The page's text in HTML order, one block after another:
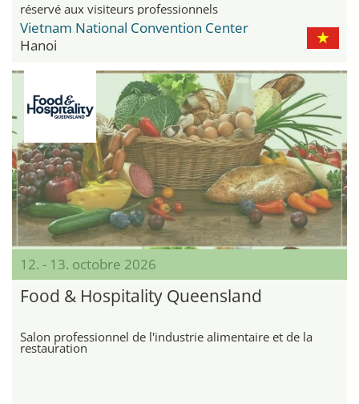
réservé aux visiteurs professionnels
Vietnam National Convention Center
Hanoi
12. - 13. octobre 2026
Food & Hospitality Queensland
Salon professionnel de l'industrie alimentaire et de la
restauration